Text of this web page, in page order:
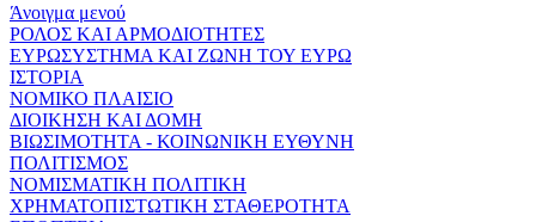
Άνοιγμα μενού
ΡΟΛΟΣ ΚΑΙ ΑΡΜΟΔΙΟΤΗΤΕΣ
ΕΥΡΩΣΥΣΤΗΜΑ ΚΑΙ ΖΩΝΗ ΤΟΥ ΕΥΡΩ
ΙΣΤΟΡΙΑ
ΝΟΜΙΚΟ ΠΛΑΙΣΙΟ
ΔΙΟΙΚΗΣΗ ΚΑΙ ΔΟΜΗ
ΒΙΩΣΙΜΟΤΗΤΑ - ΚΟΙΝΩΝΙΚΗ ΕΥΘΥΝΗ
ΠΟΛΙΤΙΣΜΟΣ
ΝΟΜΙΣΜΑΤΙΚΗ ΠΟΛΙΤΙΚΗ
ΧΡΗΜΑΤΟΠΙΣΤΩΤΙΚΗ ΣΤΑΘΕΡΟΤΗΤΑ